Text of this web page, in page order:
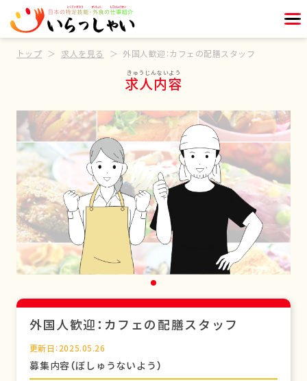
トップ 求人を見る 外国人歓迎：カフェの配膳スタッフ
求人内容
外国人歓迎：カフェの配膳スタッフ
更新日：2025.05.26
募集内容（ぼしゅうないよう）